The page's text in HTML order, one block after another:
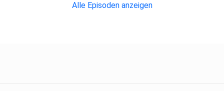
Alle Episoden anzeigen